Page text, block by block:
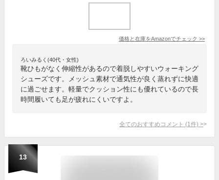
価格と在庫をAmazonでチェック >>
ろいみるく(40代・女性)
靴ひもがなく伸縮性があるので着脱しやすいウォーキング
シューズです。メッシュ素材で通気性が良く蒸れずに快適
に過ごせます。軽量でクッション性にも優れているので長
時間履いても足が疲れにくいですよ。
全てのおすすめコメント (1 件) >
13